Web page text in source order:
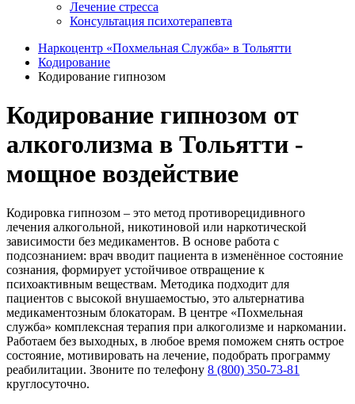
Лечение стресса
Консультация психотерапевта
Наркоцентр «Похмельная Служба» в Тольятти
Кодирование
Кодирование гипнозом
Кодирование гипнозом от
алкоголизма в Тольятти -
мощное воздействие
Кодировка гипнозом – это метод противорецидивного
лечения алкогольной, никотиновой или наркотической
зависимости без медикаментов. В основе работа с
подсознанием: врач вводит пациента в изменённое состояние
сознания, формирует устойчивое отвращение к
психоактивным веществам. Методика подходит для
пациентов с высокой внушаемостью, это альтернатива
медикаментозным блокаторам. В центре «Похмельная
служба» комплексная терапия при алкоголизме и наркомании.
Работаем без выходных, в любое время поможем снять острое
состояние, мотивировать на лечение, подобрать программу
реабилитации. Звоните по телефону 8 (800) 350-73-81
круглосуточно.